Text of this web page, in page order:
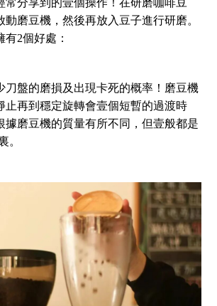
常分享到的壹個操作！在研磨咖啡豆
動磨豆機，然後再放入豆子進行研磨。
2個好處：
刀盤的磨損及出現卡死的概率！磨豆機
止再到穩定旋轉會壹個短暫的過渡時
據磨豆機的質量有所不同，但壹般都是
。